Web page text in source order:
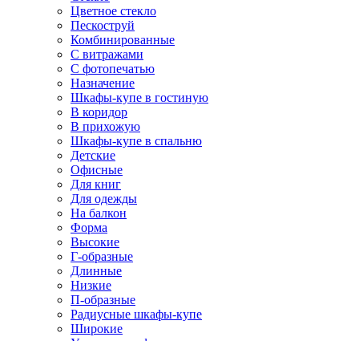
Цветное стекло
Пескоструй
Комбинированные
С витражами
С фотопечатью
Назначение
Шкафы-купе в гостиную
В коридор
В прихожую
Шкафы-купе в спальню
Детские
Офисные
Для книг
Для одежды
На балкон
Форма
Высокие
Г-образные
Длинные
Низкие
П-образные
Радиусные шкафы-купе
Широкие